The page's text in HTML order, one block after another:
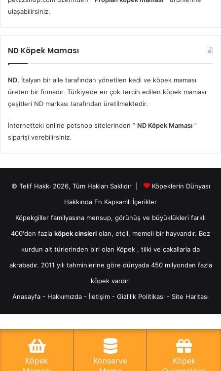
ulaşabilirsiniz.
ND Köpek Maması
ND, İtalyan bir aile tarafından yönetilen kedi ve köpek maması
üreten bir firmadır. Türkiye’de en çok tercih edilen köpek maması
çeşitleri ND markası tarafından üretilmektedir.
İnternetteki online petshop sitelerinden ” ND Köpek Maması ”
siparişi verebilirsiniz.
© Telif Hakkı 2026, Tüm Hakları Saklıdır |
Köpeklerin Dünyası
Hakkında En Kapsamlı İçerikler
Köpekgiller familyasına mensup, görünüş ve büyüklükleri farklı
400'den fazla köpek cinsleri olan, etçil, memeli bir hayvandır. Boz
kurdun alt türlerinden biri olan Köpek , tilki ve çakallarla da
akrabadır. 2011 yılı tahminlerine göre dünyada 450 milyondan fazla
köpek vardır.
Anasayfa - Hakkımızda - İletişim - Gizlilik Politikası - Site Haritası
Köpek
Konserve
Köpek